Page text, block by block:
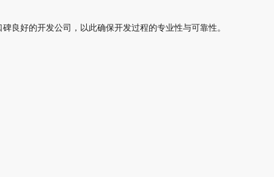
良好的开发公司，以此确保开发过程的专业性与可靠性。